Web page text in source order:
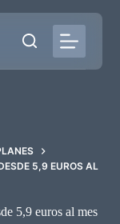
5,9 EUROS AL
5,9 euros al mes